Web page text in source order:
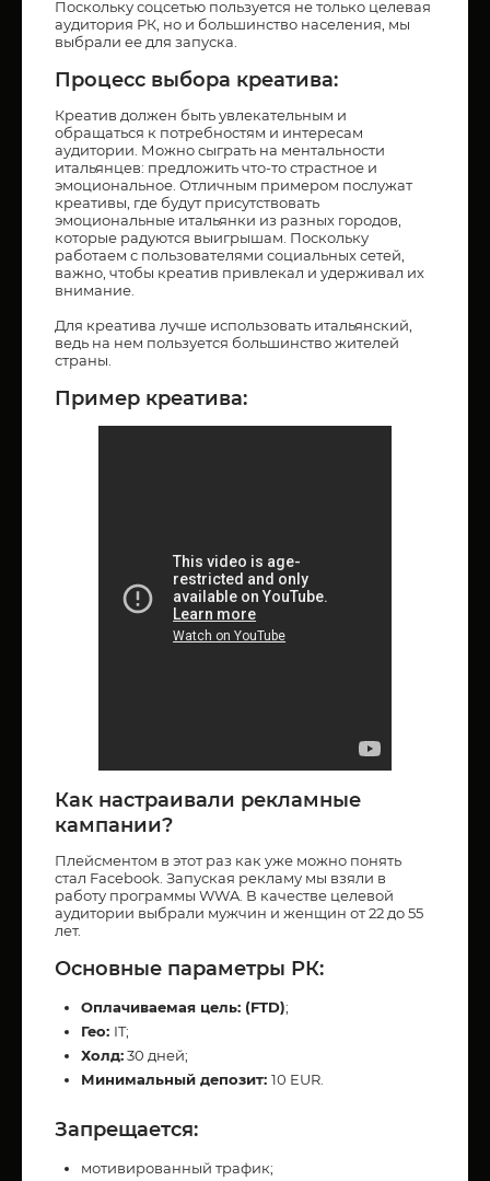
Поскольку соцсетью пользуется не только целевая
аудитория РК, но и большинство населения, мы
выбрали ее для запуска.
Процесс выбора креатива:
Креатив должен быть увлекательным и
обращаться к потребностям и интересам
аудитории. Можно сыграть на ментальности
итальянцев: предложить что-то страстное и
эмоциональное. Отличным примером послужат
креативы, где будут присутствовать
эмоциональные итальянки из разных городов,
которые радуются выигрышам. Поскольку
работаем с пользователями социальных сетей,
важно, чтобы креатив привлекал и удерживал их
внимание.
Для креатива лучше использовать итальянский,
ведь на нем пользуется большинство жителей
страны.
Пример креатива:
Как настраивали рекламные
кампании?
Плейсментом в этот раз как уже можно понять
стал Facebook. Запуская рекламу мы взяли в
работу программы WWA. В качестве целевой
аудитории выбрали мужчин и женщин от 22 до 55
лет.
Основные параметры РК:
Оплачиваемая цель: (FTD);
Гео: IT;
Холд:30 дней;
Минимальный депозит: 10 EUR.
Запрещается:
мотивированный трафик;